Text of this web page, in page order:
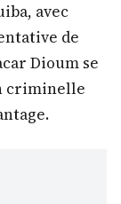
avec
de
Dioum se
criminelle